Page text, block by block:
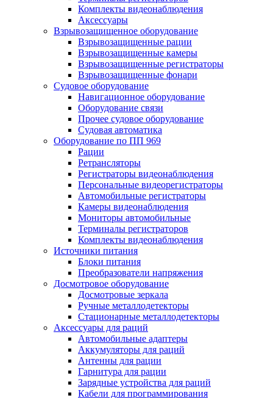
Комплекты видеонаблюдения
Аксессуары
Взрывозащищенное оборудование
Взрывозащищенные рации
Взрывозащищенные камеры
Взрывозащищенные регистраторы
Взрывозащищенные фонари
Судовое оборудование
Навигационное оборудование
Оборудование связи
Прочее судовое оборудование
Судовая автоматика
Оборудование по ПП 969
Рации
Ретрансляторы
Регистраторы видеонаблюдения
Персональные видеорегистраторы
Автомобильные регистраторы
Камеры видеонаблюдения
Мониторы автомобильные
Терминалы регистраторов
Комплекты видеонаблюдения
Источники питания
Блоки питания
Преобразователи напряжения
Досмотровое оборудование
Досмотровые зеркала
Ручные металлодетекторы
Стационарные металлодетекторы
Аксессуары для раций
Автомобильные адаптеры
Аккумуляторы для раций
Антенны для рации
Гарнитура для рации
Зарядные устройства для раций
Кабели для программирования